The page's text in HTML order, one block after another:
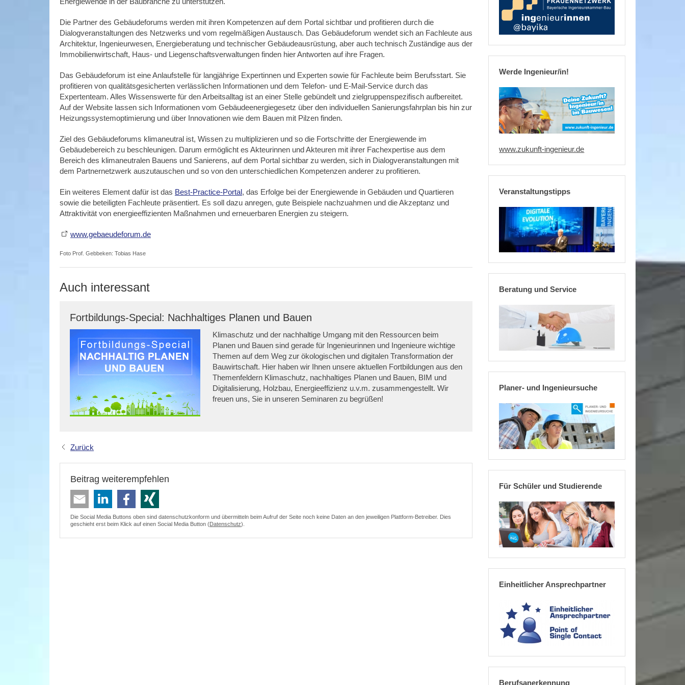
Die Partner des Gebäudeforums werden mit ihren Kompetenzen auf dem Portal sichtbar und profitieren durch die
Dialogveranstaltungen des Netzwerks und vom regelmäßigen Austausch. Das Gebäudeforum wendet sich an Fachleute aus
Architektur, Ingenieurwesen, Energieberatung und technischer Gebäudeausrüstung, aber auch technisch Zuständige aus der
Immobilienwirtschaft, Haus- und Liegenschaftsverwaltungen finden hier Antworten auf ihre Fragen.
Das Gebäudeforum ist eine Anlaufstelle für langjährige Expertinnen und Experten sowie für Fachleute beim Berufsstart. Sie
profitieren von qualitätsgesicherten verlässlichen Informationen und dem Telefon- und E-Mail-Service durch das
Expertenteam. Alles Wissenswerte für den Arbeitsalltag ist an einer Stelle gebündelt und zielgruppenspezifisch aufbereitet.
Auf der Website lassen sich Informationen vom Gebäudeenergiegesetz über den individuellen Sanierungsfahrplan bis hin zur
Heizungssystemoptimierung und über Innovationen wie dem Bauen mit Pilzen finden.
Ziel des Gebäudeforums klimaneutral ist, Wissen zu multiplizieren und so die Fortschritte der Energiewende im
Gebäudebereich zu beschleunigen. Darum ermöglicht es Akteurinnen und Akteuren mit ihrer Fachexpertise aus dem
Bereich des klimaneutralen Bauens und Sanierens, auf dem Portal sichtbar zu werden, sich in Dialogveranstaltungen mit
dem Partnernetzwerk auszutauschen und so von den unterschiedlichen Kompetenzen anderer zu profitieren.
Ein weiteres Element dafür ist das Best-Practice-Portal, das Erfolge bei der Energiewende in Gebäuden und Quartieren
sowie die beteiligten Fachleute präsentiert. Es soll dazu anregen, gute Beispiele nachzuahmen und die Akzeptanz und
Attraktivität von energieeffizienten Maßnahmen und erneuerbaren Energien zu steigern.
www.gebaeudeforum.de
Foto Prof. Gebbeken: Tobias Hase
Auch interessant
Fortbildungs-Special: Nachhaltiges Planen und Bauen
Klimaschutz und der nachhaltige Umgang mit den Ressourcen beim
Planen und Bauen sind gerade für Ingenieurinnen und Ingenieure wichtige
Themen auf dem Weg zur ökologischen und digitalen Transformation der
Bauwirtschaft. Hier haben wir Ihnen unsere aktuellen Fortbildungen aus den
Themenfeldern Klimaschutz, nachhaltiges Planen und Bauen, BIM und
Digitalisierung, Holzbau, Energieeffizienz u.v.m. zusammengestellt. Wir
freuen uns, Sie in unseren Seminaren zu begrüßen!
Zurück
Beitrag weiterempfehlen
Die Social Media Buttons oben sind datenschutzkonform und übermitteln beim Aufruf der Seite noch keine Daten an den jeweiligen Plattform-Betreiber. Dies
geschieht erst beim Klick auf einen Social Media Button (Datenschutz).
Werde Ingenieur/in!
www.zukunft-ingenieur.de
Veranstaltungstipps
Beratung und Service
Planer- und Ingenieursuche
Für Schüler und Studierende
Einheitlicher Ansprechpartner
Berufsanerkennung